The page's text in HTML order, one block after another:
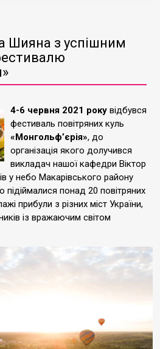
Шияна з успішним
4-6 червня 2021 року відбувся
фестиваль повітряних куль
«Монгольф’єрія», до
організація якого долучився
викладач нашої кафедри Віктор
у небо Макарівського району
понад 20 повітряних
прибули з різних міст України,
із вражаючим світом